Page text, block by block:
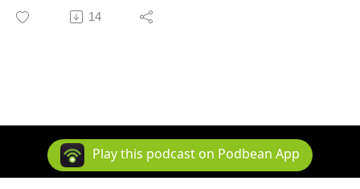
Holmes i dansk radiodramatik begynder vi i 1943 og
følger Holmes i hans første 10 år i dansk radio. Vi hører
14
Copyright 2025 All rights reserved.
Play this podcast on Podbean App